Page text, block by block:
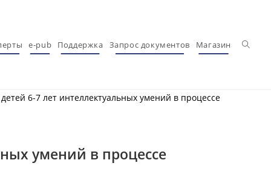
e-pub Поддержка Запрос документов Магазин
6-7 лет интеллектуальных умений в процессе
умений в процессе